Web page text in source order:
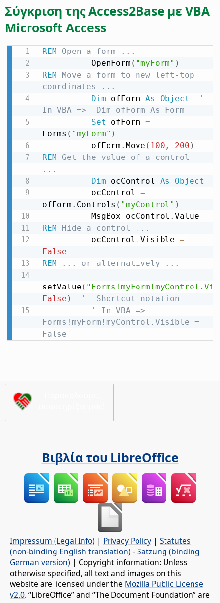
Σύγκριση της Access2Base με VBA
Microsoft Access
REM Open a form ...
          OpenForm
( "myForm" )
REM Move a form to new left-top
coordinates ...
Dim ofForm As Object
'
In VBA =>  Dim ofForm As Form
Set ofForm =
Forms ( "myForm" )
          ofForm
. Move ( 100 , 200 )
REM Get the value of a control
...
Dim ocControl As
Object
          ocControl
=
ofForm . Controls ( "myControl" )
          MsgBox ocControl
.
REM Hide a control ...
          ocControl
. Visible =
False
REM ... or alternatively ...
setValue (
False )
'  Shortcut notation
' In VBA =>
Forms!myForm!myControl.Visible =
False
Βιβλία του LibreOffice
Impressum (Legal Info) | Privacy Policy | Statutes
(non-binding English translation) -Satzung (binding
German version) | Copyright information: Unless
otherwise specified, all text and images on this
website are licensed under the Mozilla Public License
v2.0. “LibreOffice” and “The Document Foundation” are